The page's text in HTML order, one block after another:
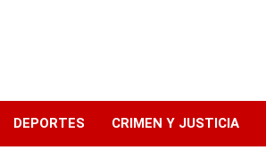
DEPORTES CRIMEN Y JUSTICIA